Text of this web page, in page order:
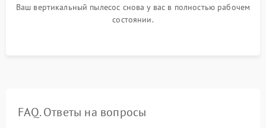
Ваш вертикальный пылесос снова у вас в полностью рабочем
состоянии.
FAQ. Ответы на вопросы